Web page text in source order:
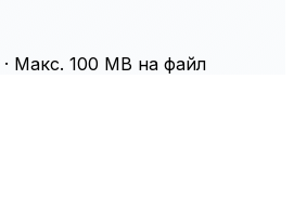
Макс. 100 MB на файл